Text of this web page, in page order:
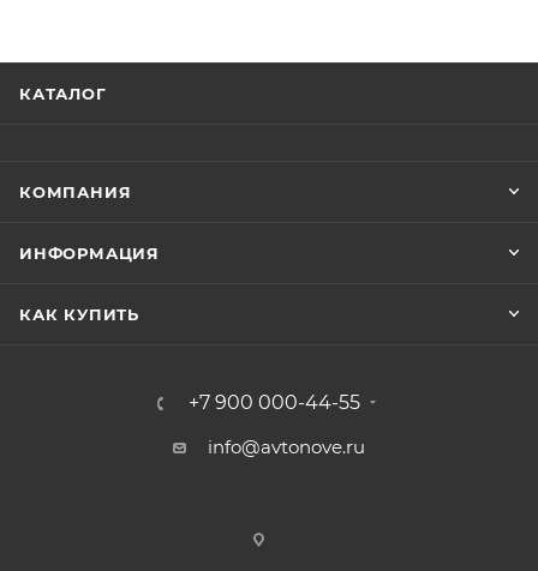
КАТАЛОГ
КОМПАНИЯ
ИНФОРМАЦИЯ
КАК КУПИТЬ
+7 900 000-44-55
info@avtonove.ru